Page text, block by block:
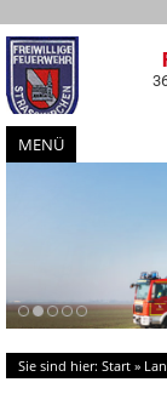
MENÜ
Sie sind hier: Start »